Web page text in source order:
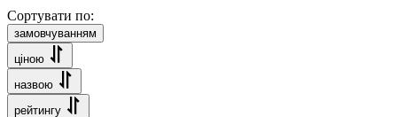
Сортувати по:
замовчуванням
ціною
назвою
рейтингу